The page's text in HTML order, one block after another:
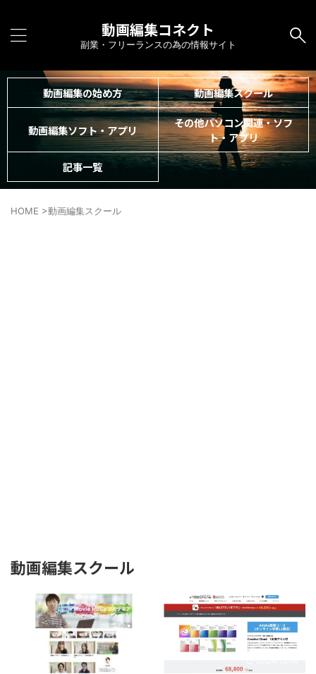
動画編集コネクト
副業・フリーランスの為の情報サイト
動画編集の始め方 動画編集スクール
動画編集ソフト・アプリ
その他パソコン関連・ソフ
ト・アプリ
記事一覧
HOME >動画編集スクール
動画編集スクール